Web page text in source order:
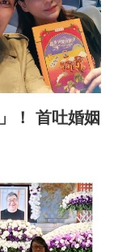
！ 首吐婚姻